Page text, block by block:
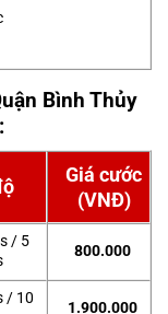
Bình Thủy
:
Giá cước
(VNĐ)
/ 5
800.000
/ 10
1.900.000